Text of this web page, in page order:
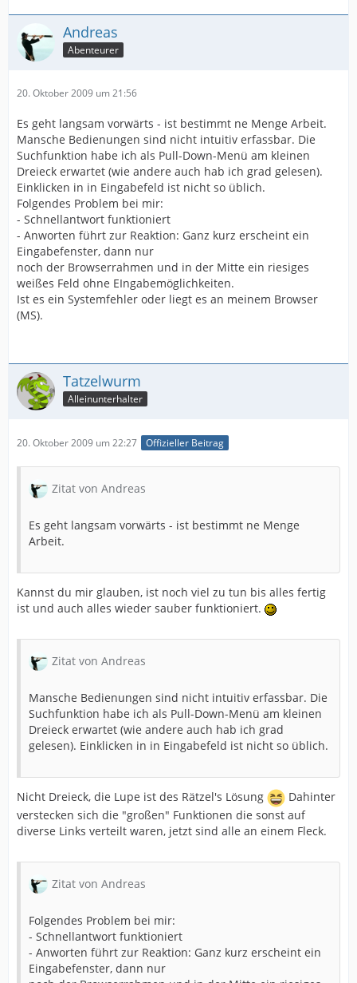
Andreas
Abenteurer
20. Oktober 2009 um 21:56
Es geht langsam vorwärts - ist bestimmt ne Menge Arbeit.
Mansche Bedienungen sind nicht intuitiv erfassbar. Die
Suchfunktion habe ich als Pull-Down-Menü am kleinen
Dreieck erwartet (wie andere auch hab ich grad gelesen).
Einklicken in in Eingabefeld ist nicht so üblich.
Folgendes Problem bei mir:
- Schnellantwort funktioniert
- Anworten führt zur Reaktion: Ganz kurz erscheint ein
Eingabefenster, dann nur
noch der Browserrahmen und in der Mitte ein riesiges
weißes Feld ohne EIngabemöglichkeiten.
Ist es ein Systemfehler oder liegt es an meinem Browser
(MS).
Tatzelwurm
Alleinunterhalter
20. Oktober 2009 um 22:27 Offizieller Beitrag
Zitat von Andreas
Es geht langsam vorwärts - ist bestimmt ne Menge
Arbeit.
Kannst du mir glauben, ist noch viel zu tun bis alles fertig
ist und auch alles wieder sauber funktioniert.
Zitat von Andreas
Mansche Bedienungen sind nicht intuitiv erfassbar. Die
Suchfunktion habe ich als Pull-Down-Menü am kleinen
Dreieck erwartet (wie andere auch hab ich grad
gelesen). Einklicken in in Eingabefeld ist nicht so üblich.
Nicht Dreieck, die Lupe ist des Rätzel's Lösung
Dahinter
verstecken sich die "großen" Funktionen die sonst auf
diverse Links verteilt waren, jetzt sind alle an einem Fleck.
Zitat von Andreas
Folgendes Problem bei mir:
- Schnellantwort funktioniert
- Anworten führt zur Reaktion: Ganz kurz erscheint ein
Eingabefenster, dann nur